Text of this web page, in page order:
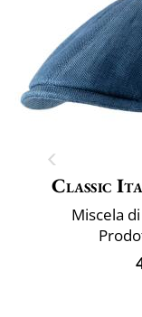
Classic
Miscela